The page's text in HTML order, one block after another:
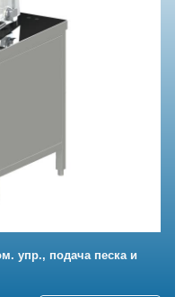
упр., подача песка и